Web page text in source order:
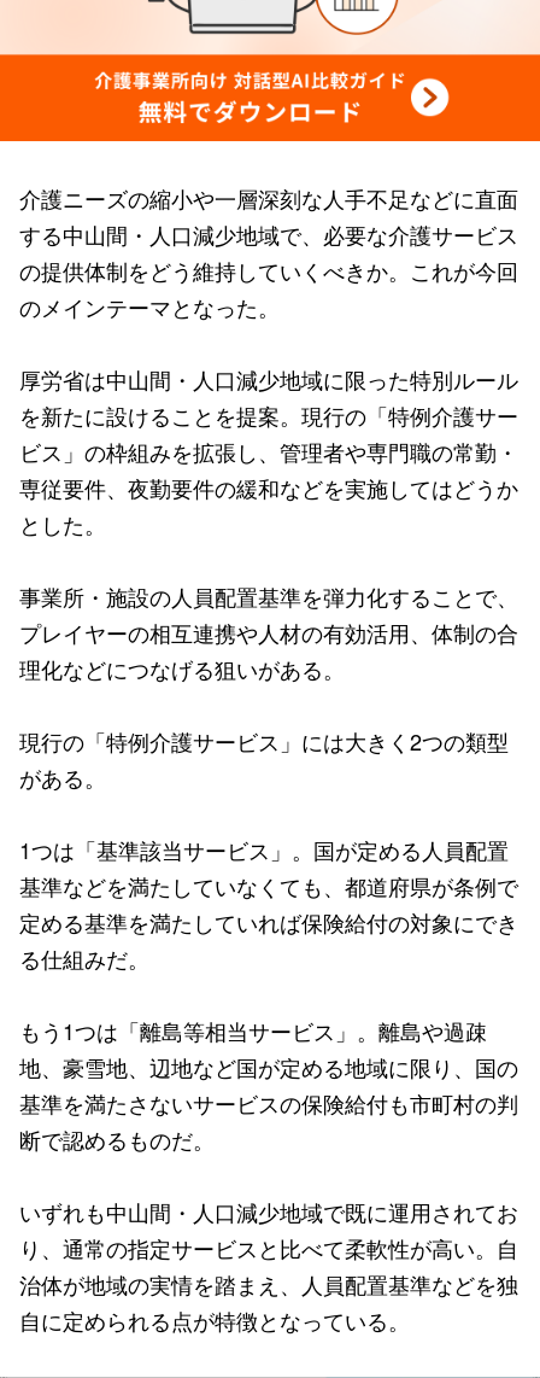
介護ニーズの縮小や一層深刻な人手不足などに直面
する中山間・人口減少地域で、必要な介護サービス
の提供体制をどう維持していくべきか。これが今回
のメインテーマとなった。
厚労省は中山間・人口減少地域に限った特別ルール
を新たに設けることを提案。現行の「特例介護サー
ビス」の枠組みを拡張し、管理者や専門職の常勤・
専従要件、夜勤要件の緩和などを実施してはどうか
とした。
事業所・施設の人員配置基準を弾力化することで、
プレイヤーの相互連携や人材の有効活用、体制の合
理化などにつなげる狙いがある。
現行の「特例介護サービス」には大きく2つの類型
がある。
1つは「基準該当サービス」。国が定める人員配置
基準などを満たしていなくても、都道府県が条例で
定める基準を満たしていれば保険給付の対象にでき
る仕組みだ。
もう1つは「離島等相当サービス」。離島や過疎
地、豪雪地、辺地など国が定める地域に限り、国の
基準を満たさないサービスの保険給付も市町村の判
断で認めるものだ。
いずれも中山間・人口減少地域で既に運用されてお
り、通常の指定サービスと比べて柔軟性が高い。自
治体が地域の実情を踏まえ、人員配置基準などを独
自に定められる点が特徴となっている。